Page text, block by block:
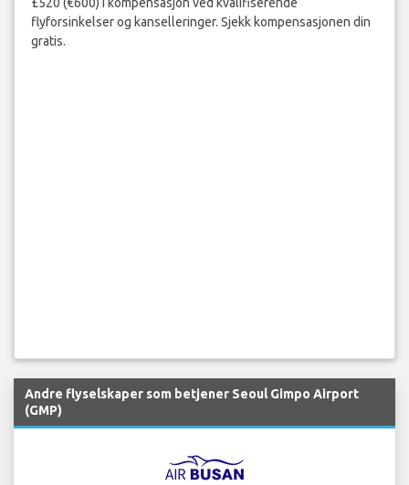
flyforsinkelser og kanselleringer. Sjekk kompensasjonen din
gratis.
Andre flyselskaper som betjener Seoul Gimpo Airport
(GMP)